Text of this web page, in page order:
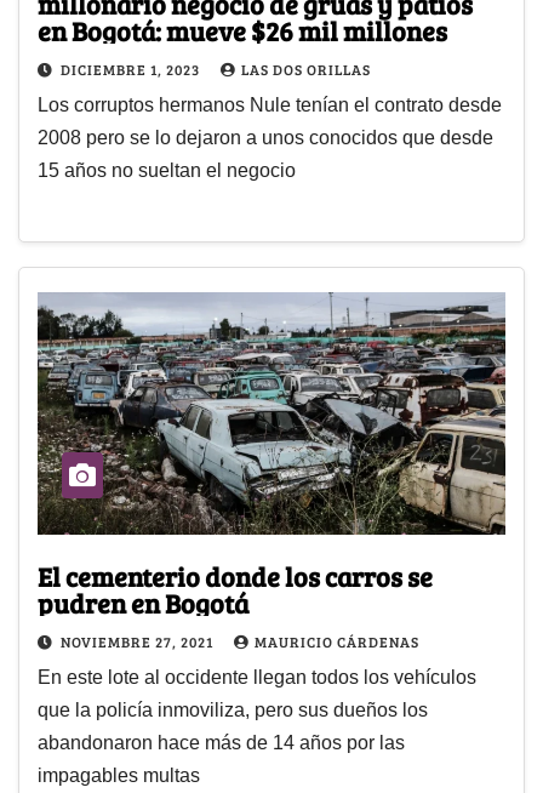
en Bogotá: mueve $26 mil millones
DICIEMBRE 1, 2023 LAS DOS ORILLAS
Los corruptos hermanos Nule tenían el contrato desde
2008 pero se lo dejaron a unos conocidos que desde
15 años no sueltan el negocio
El cementerio donde los carros se
pudren en Bogotá
NOVIEMBRE 27, 2021 MAURICIO CÁRDENAS
En este lote al occidente llegan todos los vehículos
que la policía inmoviliza, pero sus dueños los
abandonaron hace más de 14 años por las
impagables multas